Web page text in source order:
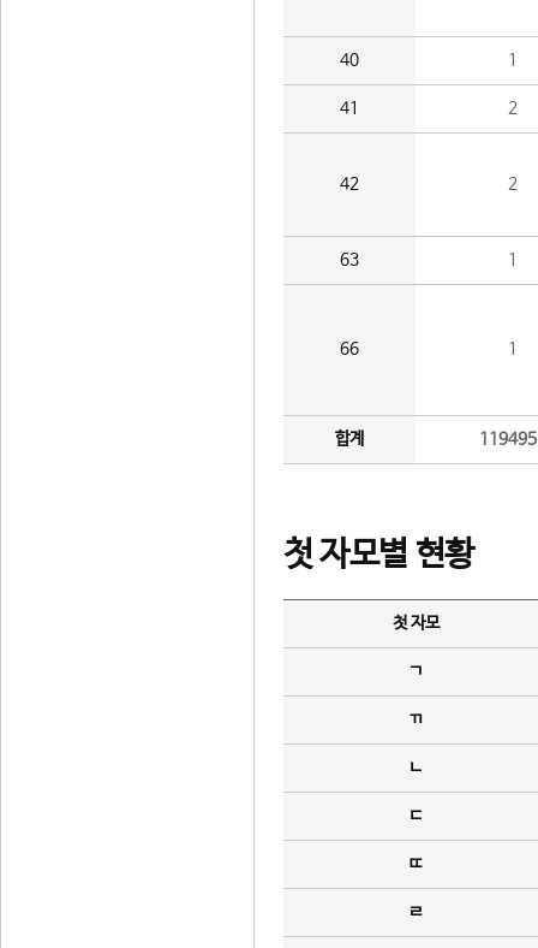
40 1
41 2
42 2
63 1
66 1
합계
첫 자모별 현황
첫 자모
ㄱ
ㄲ
ㄴ
ㄷ
ㄸ
ㄹ